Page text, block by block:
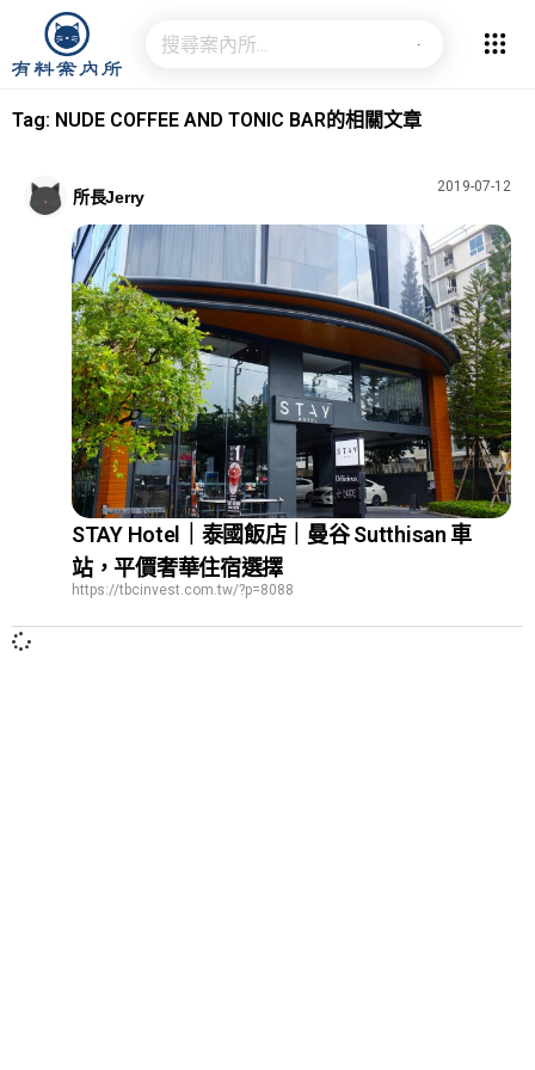
Tag: NUDE COFFEE AND TONIC BAR的相關文章
所長Jerry
2019-07-12
STAY Hotel｜泰國飯店｜曼谷 Sutthisan 車
站，平價奢華住宿選擇
https://tbcinvest.com.tw/?p=8088